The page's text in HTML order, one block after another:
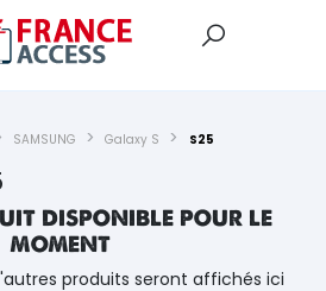
SAMSUNG Galaxy S S25
disponible pour le
moment
produits seront affichés ici